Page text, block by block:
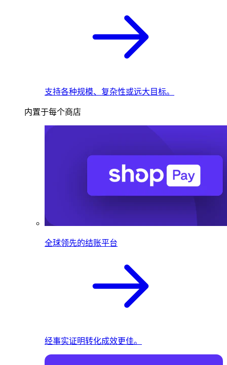
支持各种规模、复杂性或远大目标。
内置于每个商店
全球领先的结账平台
经事实证明转化成效更佳。